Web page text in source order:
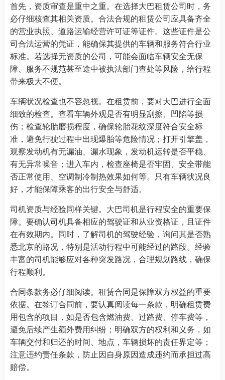
首先，资质审查是重中之重。在选择大巴租赁公司时，务
必仔细核查其相关资质。合法合规的租赁公司应具备齐全
的营业执照、道路运输经营许可证等证件。这些证件是公
司合法运营的凭证，能确保其提供的车辆和服务符合行业
标准。若选择无资质的公司，可能会面临车辆安全无保
障、服务不规范甚至途中被执法部门查处等风险，给行程
带来极大不便。
车辆状况检查也不容忽视。在租赁前，要对大巴进行全面
细致的检查。查看车辆外观是否有明显刮擦、凹陷等损
伤；检查轮胎磨损程度，确保轮胎花纹深度符合安全标
准，避免行驶过程中出现爆胎等危险情况；打开引擎盖，
观察发动机有无漏油、漏水现象，发动机运转是否平稳、
有无异常噪音；进入车内，检查座椅是否牢固、安全带能
否正常使用、空调制冷制热效果如何等。只有车辆状况良
好，才能保障乘客的出行安全与舒适。
司机资质与经验同样关键。大巴司机是行程安全的重要保
障。要确认司机具备相应的驾驶证和从业资格证，且证件
在有效期内。同时，了解司机的驾驶经验，询问其是否熟
悉北京的路况，特别是活动行程中可能经过的路段。经验
丰富的司机能够应对各种突发路况，合理规划路线，确保
行程顺利。
合同条款务必仔细阅读。租赁合同是保障双方权益的重要
依据。在签订合同前，要认真阅读每一条款，明确租赁费
用包含的项目，如是否包含燃油费、过路费、停车费等，
避免后续产生额外费用纠纷；明确双方的权利和义务，如
车辆交付和归还的时间、地点，车辆损坏的责任界定等；
注意违约责任条款，防止因自身原因造成违约而承担过高
赔偿。